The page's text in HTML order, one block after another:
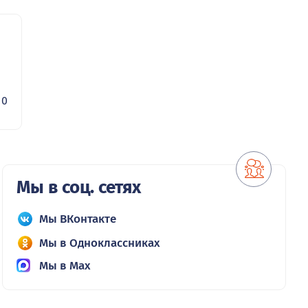
0
Мы в соц. сетях
Мы ВКонтакте
Мы в Одноклассниках
Мы в Max